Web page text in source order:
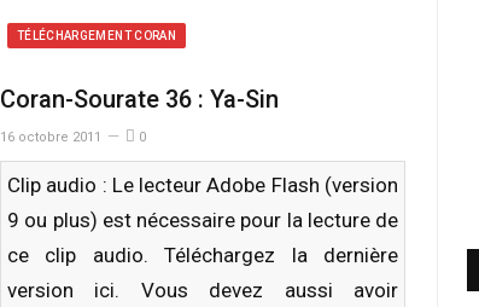
TÉLÉCHARGEMENT CORAN
Coran-Sourate 36 : Ya-Sin
16 octobre 2011 0
Clip audio : Le lecteur Adobe Flash (version
9 ou plus) est nécessaire pour la lecture de
ce clip audio. Téléchargez la dernière
version ici. Vous devez aussi avoir